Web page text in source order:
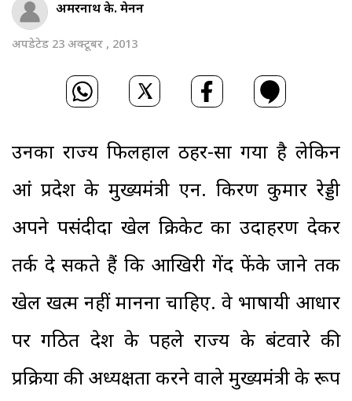
अमरनाथ के. मेनन
अपडेटेड 23 अक्टूबर , 2013
उनका राज्य फिलहाल ठहर-सा गया है लेकिन
आंध्र प्रदेश के मुख्यमंत्री एन. किरण कुमार रेड्डी
अपने पसंदीदा खेल क्रिकेट का उदाहरण देकर
तर्क दे सकते हैं कि आखिरी गेंद फेंके जाने तक
खेल खत्म नहीं मानना चाहिए. वे भाषायी आधार
पर गठित देश के पहले राज्य के बंटवारे की
प्रक्रिया की अध्यक्षता करने वाले मुख्यमंत्री के रूप